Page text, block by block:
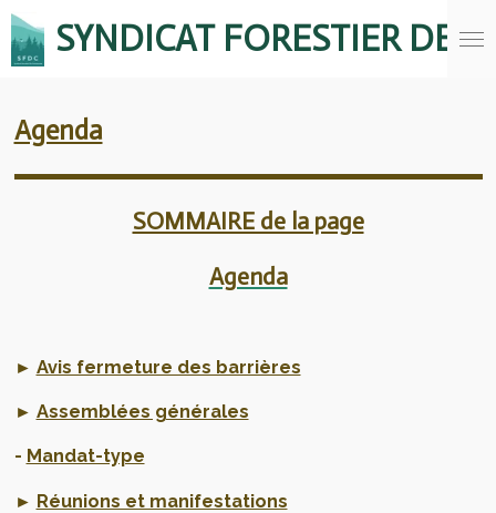
Passer
au
SYNDICAT FORESTIER DE
Agenda
SOMMAIRE de la page
Agenda
► Avis fermeture des barrières
► Assemblées générales
- Mandat-type
► Réunions et manifestations